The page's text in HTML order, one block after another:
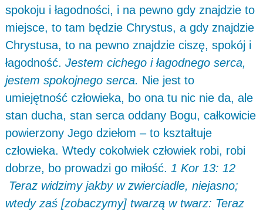
spokoju i łagodności, i na pewno gdy znajdzie to
miejsce, to tam będzie Chrystus, a gdy znajdzie
Chrystusa, to na pewno znajdzie ciszę, spokój i
łagodność. Jestem cichego i łagodnego serca,
jestem spokojnego serca. Nie jest to
umiejętność człowieka, bo ona tu nic nie da, ale
stan ducha, stan serca oddany Bogu, całkowicie
powierzony Jego dziełom – to kształtuje
człowieka. Wtedy cokolwiek człowiek robi, robi
dobrze, bo prowadzi go miłość. 1 Kor 13: 12
Teraz widzimy jakby w zwierciadle, niejasno;
wtedy zaś [zobaczymy] twarzą w twarz: Teraz